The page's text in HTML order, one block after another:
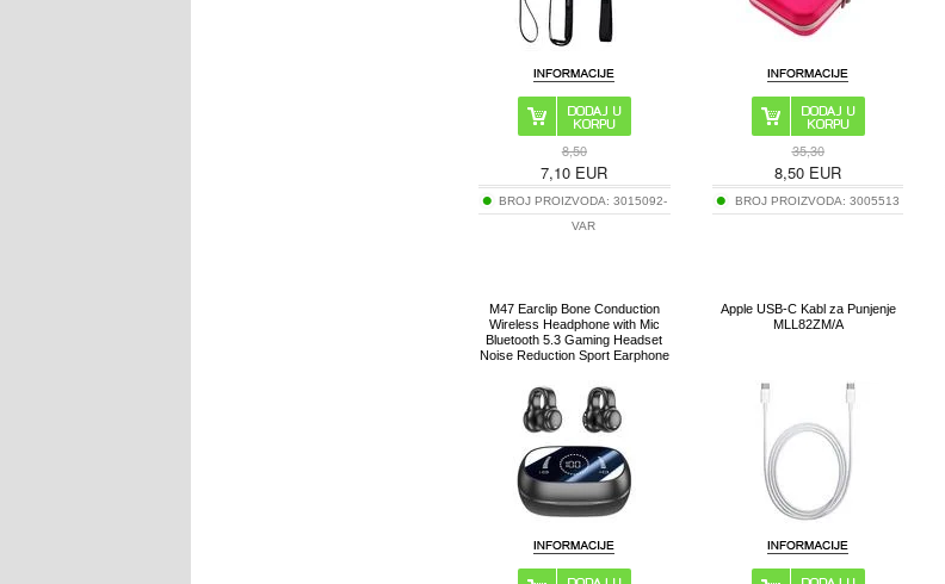
8,50
7,10 EUR
BROJ PROIZVODA:3015092-
VAR
35,30
8,50 EUR
BROJ PROIZVODA: 3005513
M47 Earclip Bone Conduction
Wireless Headphone with Mic
Bluetooth 5.3 Gaming Headset
Noise Reduction Sport Earphone
Apple USB-C Kabl za Punjenje
MLL82ZM/A